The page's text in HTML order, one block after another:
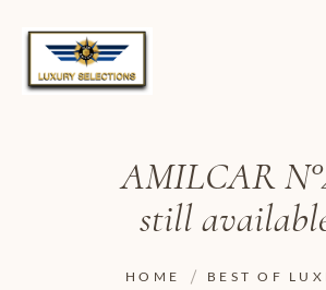
AMILCAR
still
HOME
BEST OF